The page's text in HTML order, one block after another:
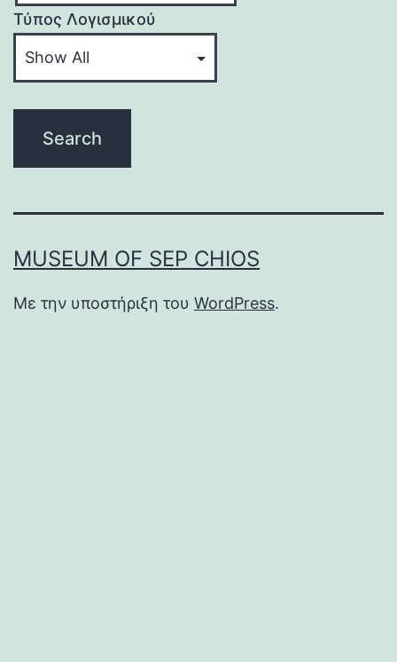
Τύπος Λογισμικού
MUSEUM OF SEP CHIOS
Με την υποστήριξη του WordPress.